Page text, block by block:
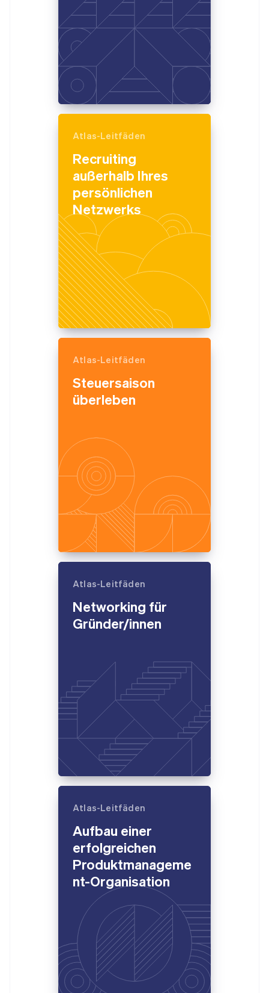
Atlas-Leitfäden
Recruiting
außerhalb Ihres
persönlichen
Netzwerks
Atlas-Leitfäden
Steuersaison
überleben
Atlas-Leitfäden
Networking für
Gründer/innen
Atlas-Leitfäden
Aufbau einer
erfolgreichen
Produktmanageme
nt-Organisation